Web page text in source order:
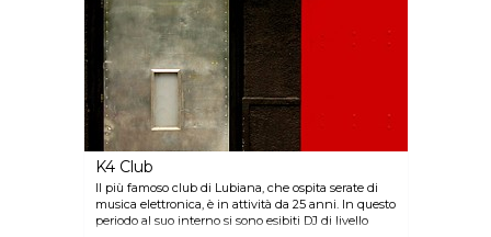
terrazza con un'area con posti a sedere all'aperto.
K4 Club
Il più famoso club di Lubiana, che ospita serate di
musica elettronica, è in attività da 25 anni. In questo
periodo al suo interno si sono esibiti DJ di livello